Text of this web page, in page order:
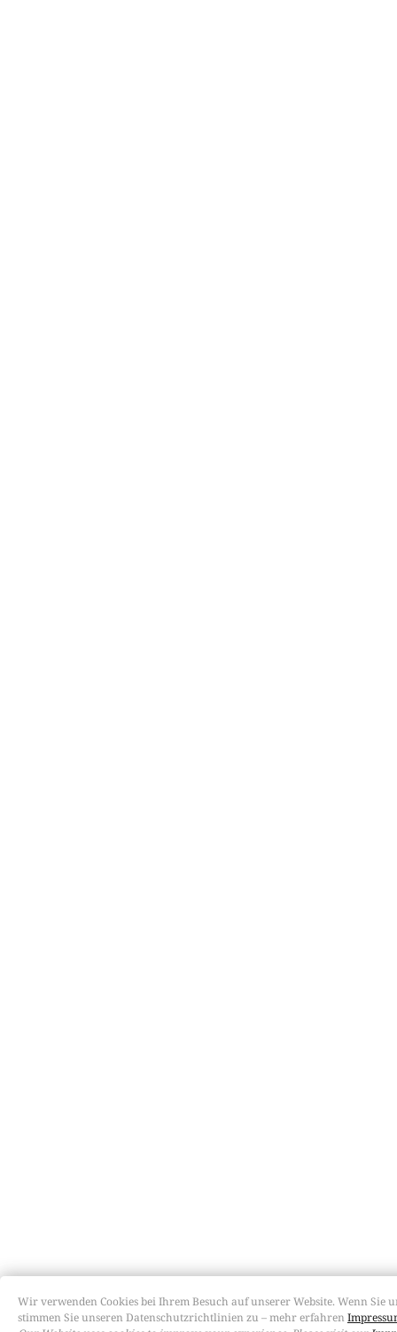
Wir verwenden Cookies bei Ihrem Besuch auf unserer Website. Wenn Sie
stimmen Sie unseren Datenschutzrichtlinien zu – mehr erfahren